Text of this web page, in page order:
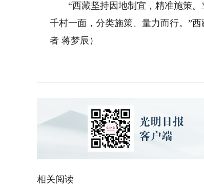
“西藏坚持因地制宜，精准施策。
千村一面，分类施策、量力而行。”
者 蒋梦辰）
相关阅读